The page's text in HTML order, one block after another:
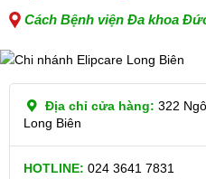
Cách Bệnh viện Đa khoa
Địa chỉ cửa hàng: 322
Long Biên
HOTLINE: 024 3641 7831